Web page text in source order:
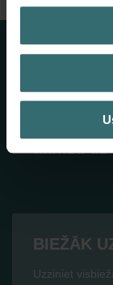
Vairāk
Šeit
atbilžu uz
BIEŽĀK
Uzziniet